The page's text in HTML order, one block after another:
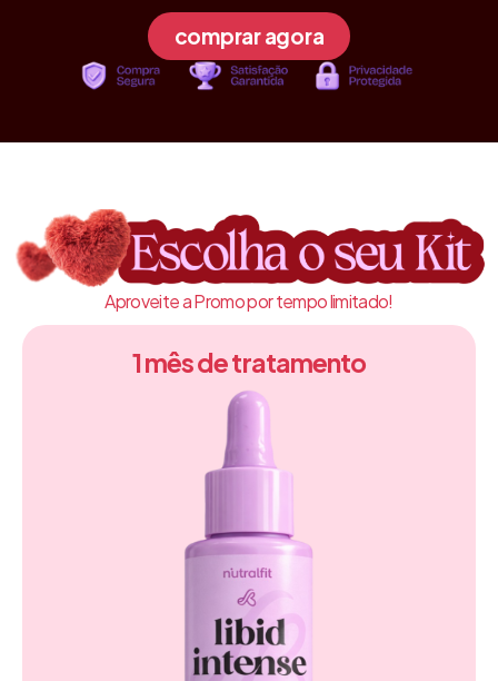
comprar agora
Aproveite a Promo por tempo limitado!
1 mês de tratamento